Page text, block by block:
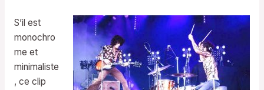
S’il est
monochro
me et
minimaliste
, ce clip